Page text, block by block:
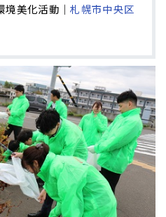
境美化活動｜札幌市中央区